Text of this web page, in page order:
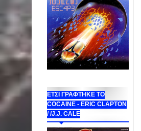
ΕΤΣΙ ΓΡΑΦΤΗΚΕ ΤΟ
COCAINE - ERIC CLAPTON
/ /J.J. CALE